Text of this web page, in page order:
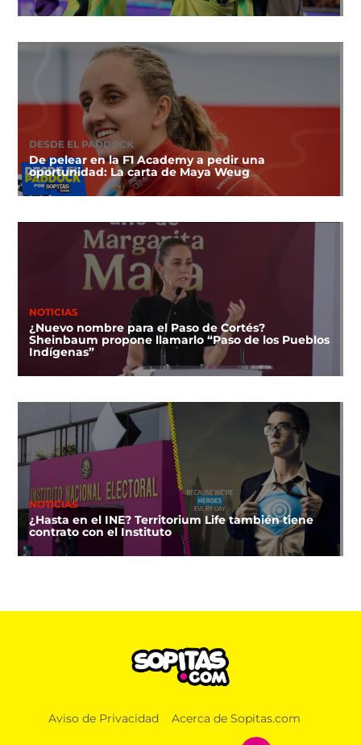
DESDE EL PADDOCK
De pelear en la F1 Academy a pedir una
oportunidad: La carta de Maya Weug
NOTICIAS
¿Nuevo nombre para el Paso de Cortés?
Sheinbaum propone llamarlo “Paso de los Pueblos
Indígenas”
NOTICIAS
¿Hasta en el INE? Territorium Life también tiene
contrato con el Instituto
Aviso de Privacidad Acerca de Sopitas.com